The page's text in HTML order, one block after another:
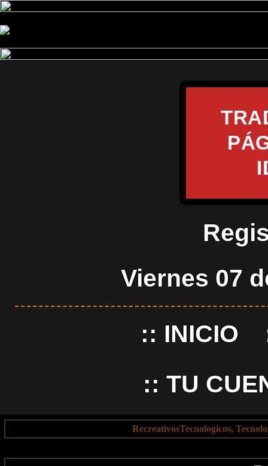
Viernes 07
:: INICIO
:: TU
RecreativosTecnologicos,